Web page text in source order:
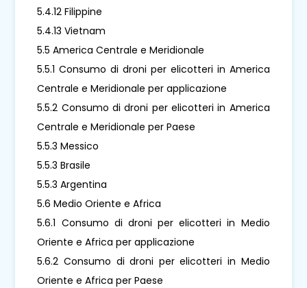
5.4.12 Filippine
5.4.13 Vietnam
5.5 America Centrale e Meridionale
5.5.1 Consumo di droni per elicotteri in America
Centrale e Meridionale per applicazione
5.5.2 Consumo di droni per elicotteri in America
Centrale e Meridionale per Paese
5.5.3 Messico
5.5.3 Brasile
5.5.3 Argentina
5.6 Medio Oriente e Africa
5.6.1 Consumo di droni per elicotteri in Medio
Oriente e Africa per applicazione
5.6.2 Consumo di droni per elicotteri in Medio
Oriente e Africa per Paese